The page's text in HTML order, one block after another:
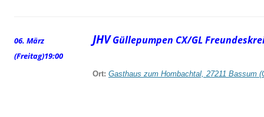
06. März
(Freitag)19:00
JHV Güllepumpen CX/GL
Ort: Gasthaus zum Hombachtal, 27211 Bassum